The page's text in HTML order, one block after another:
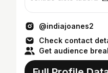
@indiajoanes2
Check contact
Get audience